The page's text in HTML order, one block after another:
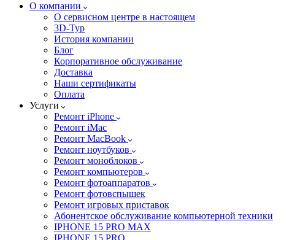
О компании
О сервисном центре в настоящем
3D-Тур
История компании
Блог
Корпоративное обслуживание
Доставка
Наши сертификаты
Оплата
Услуги
Ремонт iPhone
Ремонт iMac
Ремонт MacBook
Ремонт ноутбуков
Ремонт моноблоков
Ремонт компьютеров
Ремонт фотоаппаратов
Ремонт фотовспышек
Ремонт игровых приставок
Абонентское обслуживание компьютерной техники
IPHONE 15 PRO MAX
IPHONE 15 PRO